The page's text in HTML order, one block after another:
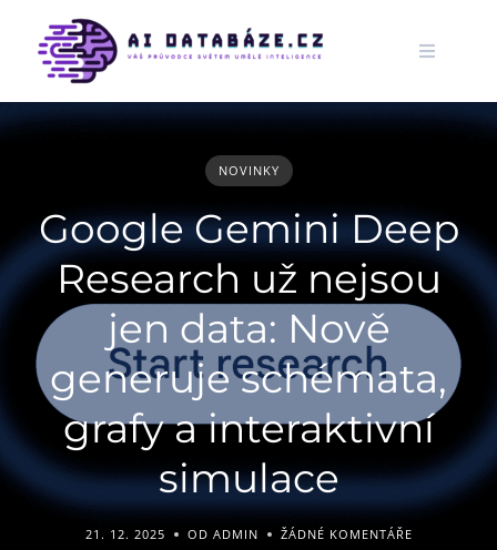
content
NOVINKY
Google Gemini Deep
Research už nejsou
jen data: Nově
generuje schémata,
grafy a interaktivní
simulace
21. 12. 2025 OD ADMIN ŽÁDNÉ KOMENTÁŘE